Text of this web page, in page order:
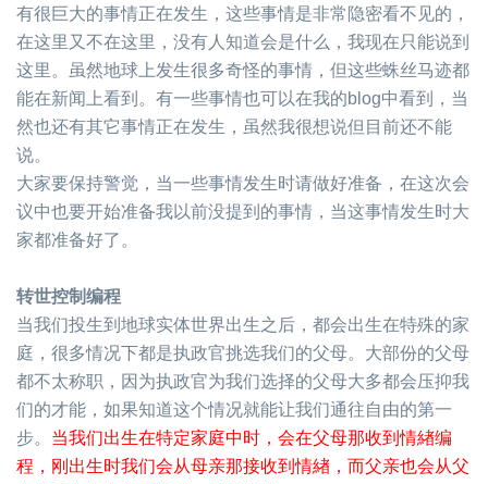
有很巨大的事情正在发生，这些事情是非常隐密看不见的，
在这里又不在这里，没有人知道会是什么，我现在只能说到
这里。虽然地球上发生很多奇怪的事情，但这些蛛丝马迹都
能在新闻上看到。有一些事情也可以在我的blog中看到，当
然也还有其它事情正在发生，虽然我很想说但目前还不能
说。
大家要保持警觉，当一些事情发生时请做好准备，在这次会
议中也要开始准备我以前没提到的事情，当这事情发生时大
家都准备好了。
转世控制编程
当我们投生到地球实体世界出生之后，都会出生在特殊的家
庭，很多情况下都是执政官挑选我们的父母。大部份的父母
都不太称职，因为执政官为我们选择的父母大多都会压抑我
们的才能，如果知道这个情况就能让我们通往自由的第一
步。 当我们出生在特定家庭中时，会在父母那收到情緖编
程，刚出生时我们会从母亲那接收到情緖，而父亲也会从父